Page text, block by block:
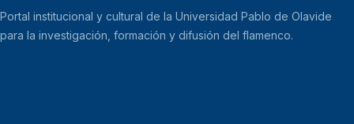
Portal institucional y cultural de la Universidad Pablo de Olavide
para la investigación, formación y difusión del flamenco.